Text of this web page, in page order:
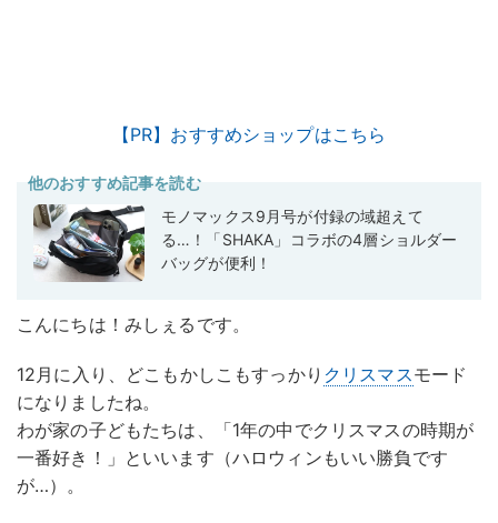
【PR】おすすめショップはこちら
他のおすすめ記事を読む
モノマックス9月号が付録の域超えて
る…！「SHAKA」コラボの4層ショルダー
バッグが便利！
こんにちは！みしぇるです。
12月に入り、どこもかしこもすっかり クリスマスモード
になりましたね。
わが家の子どもたちは、「1年の中でクリスマスの時期が
一番好き！」といいます（ハロウィンもいい勝負です
が…）。